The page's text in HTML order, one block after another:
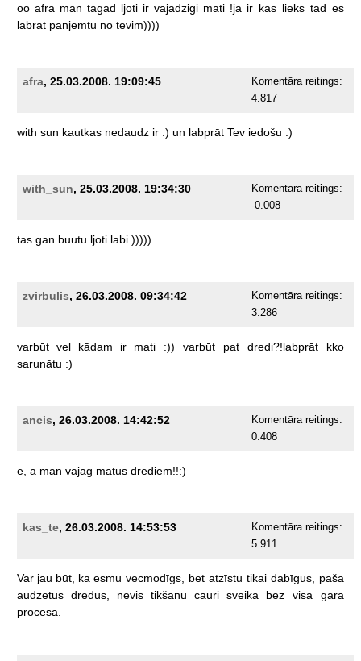
oo afra man tagad ljoti ir vajadzigi mati !ja ir kas lieks tad es
labrat panjemtu no tevim))))
afra, 25.03.2008. 19:09:45
Komentāra reitings:
4.817
with sun kautkas nedaudz ir :) un labprāt Tev iedošu :)
with_sun, 25.03.2008. 19:34:30
Komentāra reitings:
-0.008
tas gan buutu ljoti labi )))))
zvirbulis, 26.03.2008. 09:34:42
Komentāra reitings:
3.286
varbūt vel kādam ir mati :)) varbūt pat dredi?!labprāt
kko
sarunātu :)
ancis, 26.03.2008. 14:42:52
Komentāra reitings:
0.408
ē, a man vajag matus drediem!!:)
kas_te, 26.03.2008. 14:53:53
Komentāra reitings:
5.911
Var jau būt, ka esmu vecmodīgs, bet atzīstu tikai dabīgus,
paša
audzētus dredus, nevis tikšanu cauri sveikā bez visa
garā
procesa.